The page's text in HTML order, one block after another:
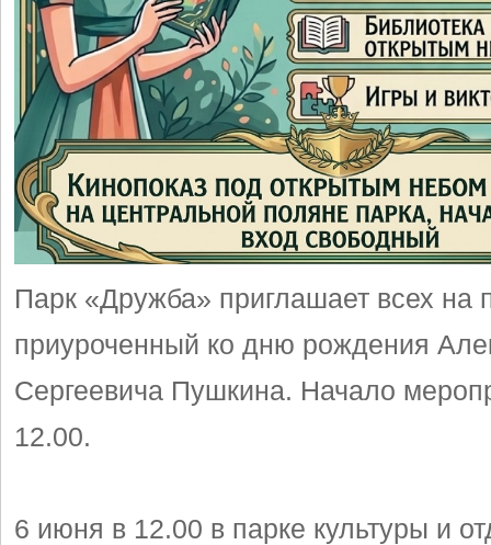
Парк «Дружба» приглашает всех на
приуроченный ко дню рождения
Сергеевича Пушкина. Начало
12.00.
6 июня в 12.00 в парке культуры и